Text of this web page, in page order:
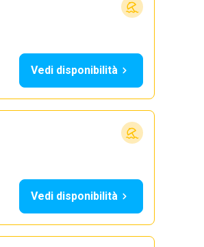
Vedi disponibilità
Vedi disponibilità